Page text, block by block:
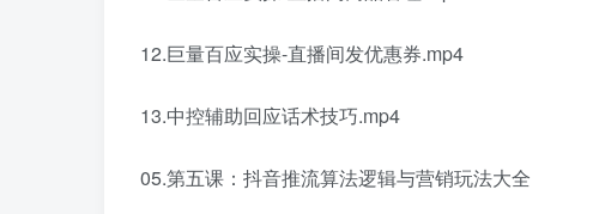
12.巨量百应实操-直播间发优惠券.mp4
13.中控辅助回应话术技巧.mp4
05.第五课：抖音推流算法逻辑与营销玩法大全